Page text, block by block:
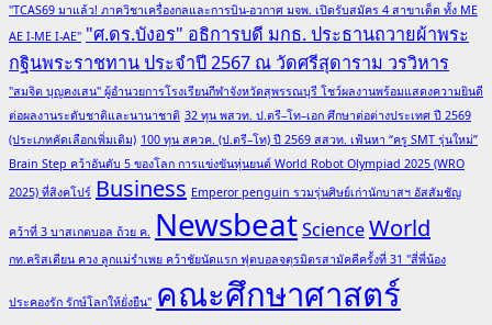
ม.กรุงเทพ
จัด
โครงการ
“EVENT
BU
X
BRIDGESTONE
CREATOR
AWARDS”
"TCAS69 มาแล้ว! ภาควิชาเครื่องกลและการบิน-อวกาศ มจพ. เปิดรับสมัคร 4 สาขาเด็ด ทั้ง ME
AE I-ME I-AE" "ศ.ดร.บังอร" อธิการบดี มกธ. ประธานถวายผ้าพระ
กฐินพระราชทาน ประจำปี 2567 ณ วัดศรีสุดาราม วรวิหาร
"สมจิต บุญคงเสน" ผู้อำนวยการโรงเรียนกีฬาจังหวัดสุพรรณบุรี โชว์ผลงานพร้อมแสดงความยินดี
ต่อผลงานระดับชาติและนานาชาติ 32 ทุน พสวท. ป.ตรี–โท–เอก ศึกษาต่อต่างประเทศ ปี 2569
(ประเภทคัดเลือกเพิ่มเติม) 100 ทุน สควค. (ป.ตรี–โท) ปี 2569 สสวท. เฟ้นหา “ครู SMT รุ่นใหม่”
Brain Step คว้าอันดับ 5 ของโลก การแข่งขันหุ่นยนต์ World Robot Olympiad 2025 (WRO
2025) ที่สิงคโปร์ Business Emperor penguin รวมรุ่นศิษย์เก่านักบาสฯ อัสสัมชัญ
คว้าที่ 3 บาสเกตบอล ถ้วย ค. NewsbeatScienceWorld
กท.คริสเตียน ควง ลูกแม่รำเพย คว้าชัยนัดแรก ฟุตบอลจตุรมิตรสามัคคีครั้งที่ 31 "สี่พี่น้อง
ประคองรัก รักษ์โลกให้ยั่งยืน" คณะศึกษาศาสตร์